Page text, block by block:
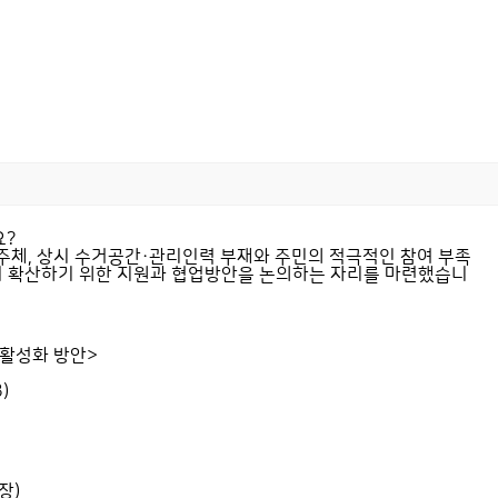
?
, 상시 수거공간·관리인력 부재와 주민의 적극적인 참여 부족
산하기 위한 지원과 협업방안을 논의하는 자리를 마련했습니
성화 방안>
)